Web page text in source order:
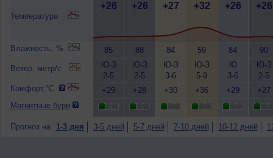
Температура
Влажность, %
Ветер, метр/с
Комфорт,°C
Магнитные бури
+26
85
Ю-З
2-5
+29
+26
88
Ю-З
2-5
+28
+27
84
Ю-З
3-6
+30
+32
59
Ю-З
5-9
+36
+26
84
Ю
3-6
+29
+26
90
Ю-З
2-5
+27
Прогноз на 1-3 дня 3-5 дней 5-7 дней 7-10 дней 10-12 дней